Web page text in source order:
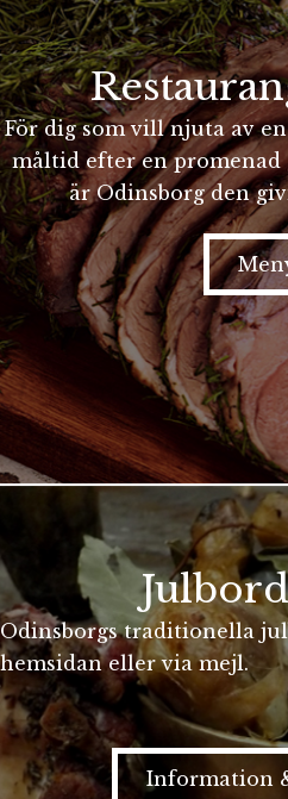
För dig som vill njuta av
måltid efter en promenad
är Odinsborg den
Odinsborgs traditionella
hemsidan eller via mejl.
Information